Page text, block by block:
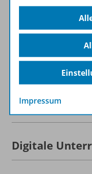
Zugehörige
Ergänzende
Digitale
Impressum